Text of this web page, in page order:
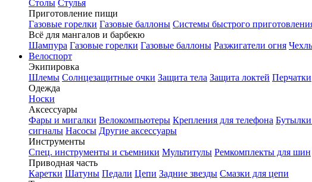
Столы Стулья
Приготовление пищи
Газовые горелки Газовые баллоны Системы быстрого
Всё для мангалов и барбекю
Шампура Газовые горелки Газовые баллоны Разжигатели огня
Велоспорт
Экипировка
Шлемы Солнцезащитные очки Защита тела Защита локтей Перчатки
Одежда
Носки
Аксессуары
Фары и мигалки Велокомпьютеры Крепления для телефона
сигналы Насосы Другие аксессуары
Инструменты
Спец. инструменты и съемники Мультитулы Ремкомплекты для шин
Приводная часть
Каретки Шатуны Педали Цепи Задние звезды Смазки для цепи